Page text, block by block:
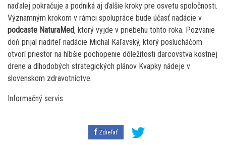
naďalej pokračuje a podniká aj ďalšie kroky pre osvetu spoločnosti.
Významným krokom v rámci spolupráce bude účasť nadácie v
podcaste NaturaMed, ktorý vyjde v priebehu tohto roka. Pozvanie
doň prijal riaditeľ nadácie Michal Kaľavský, ktorý poslucháčom
otvorí priestor na hlbšie pochopenie dôležitosti darcovstva kostnej
drene a dlhodobých strategických plánov Kvapky nádeje v
slovenskom zdravotníctve.
Informačný servis
Zdieľať